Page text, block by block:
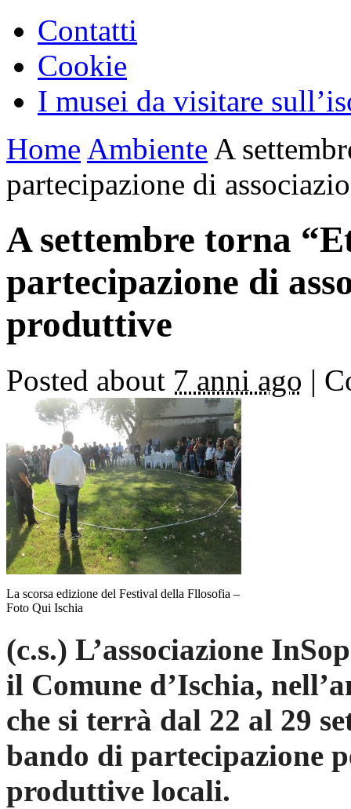
Contatti
Cookie
I musei da visitare
Home Ambiente A
partecipazione di
A settembre torna
partecipazione di
produttive
Posted about 7 anni ago |
La scorsa edizione del Festival della Fllosofia –
Foto Qui Ischia
(c.s.) L’associazione
il Comune d’Ischia,
che si terrà dal 22 al 29
bando di partecipazione
produttive locali.